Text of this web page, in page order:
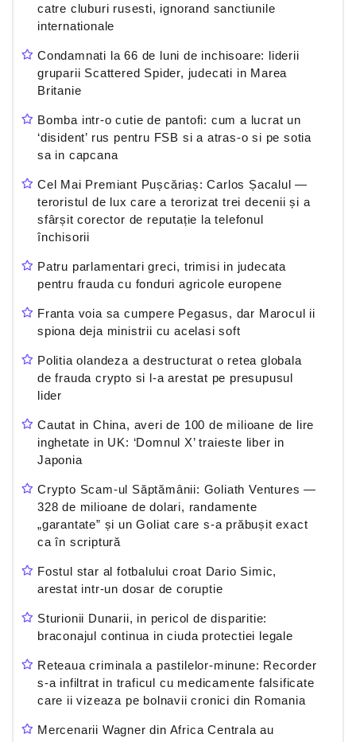
catre cluburi rusesti, ignorand sanctiunile
internationale
Condamnati la 66 de luni de inchisoare: liderii
gruparii Scattered Spider, judecati in Marea
Britanie
Bomba intr-o cutie de pantofi: cum a lucrat un
‘disident’ rus pentru FSB si a atras-o si pe sotia
sa in capcana
Cel Mai Premiant Pușcăriaș: Carlos Șacalul —
teroristul de lux care a terorizat trei decenii și a
sfârșit corector de reputație la telefonul
închisorii
Patru parlamentari greci, trimisi in judecata
pentru frauda cu fonduri agricole europene
Franta voia sa cumpere Pegasus, dar Marocul ii
spiona deja ministrii cu acelasi soft
Politia olandeza a destructurat o retea globala
de frauda crypto si l-a arestat pe presupusul
lider
Cautat in China, averi de 100 de milioane de lire
inghetate in UK: ‘Domnul X’ traieste liber in
Japonia
Crypto Scam-ul Săptămânii: Goliath Ventures —
328 de milioane de dolari, randamente
„garantate” și un Goliat care s-a prăbușit exact
ca în scriptură
Fostul star al fotbalului croat Dario Simic,
arestat intr-un dosar de coruptie
Sturionii Dunarii, in pericol de disparitie:
braconajul continua in ciuda protectiei legale
Reteaua criminala a pastilelor-minune: Recorder
s-a infiltrat in traficul cu medicamente falsificate
care ii vizeaza pe bolnavii cronici din Romania
Mercenarii Wagner din Africa Centrala au